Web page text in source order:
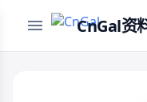
CnGal资